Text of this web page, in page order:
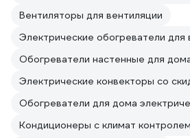
Вентиляторы для вентиляции
Электрические обогреватели для
Обогреватели настенные для
Электрические конвекторы со
Обогреватели для дома
Кондиционеры с климат контролем